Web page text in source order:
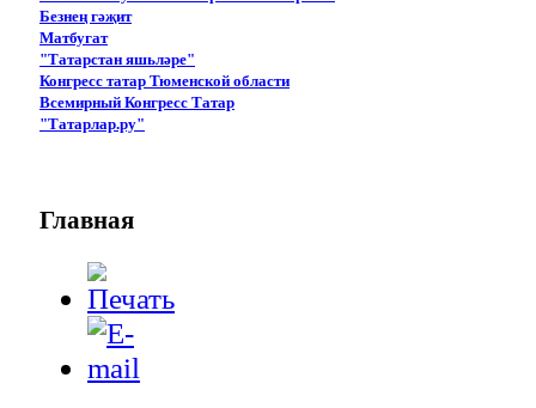
Безнең гәҗит
Матбугат
"Татарстан яшьләре"
Конгресс татар Тюменской области
Всемирный Конгресс Татар
"Татарлар.ру"
Главная